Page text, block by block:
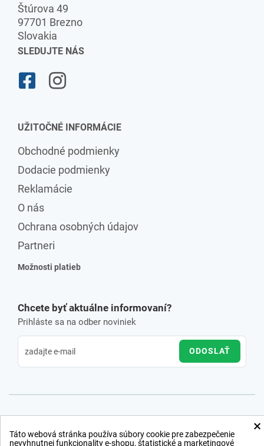
Štúrova 49
97701 Brezno
Slovakia
SLEDUJTE NÁS
UŽITOČNÉ INFORMÁCIE
Obchodné podmienky
Dodacie podmienky
Reklamácie
O nás
Ochrana osobných údajov
Partneri
Možnosti platieb
Chcete byť aktuálne informovaní?
Prihláste sa na odber noviniek
ODOSLAŤ
×
Táto webová stránka používa súbory cookie pre zabezpečenie
nevyhnutnej funkcionality e-shopu, štatistické a marketingové